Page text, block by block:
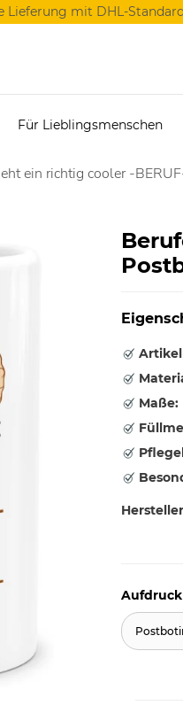
Lieferung mit DHL-
Für Lieblingsmenschen
ein richtig cooler -
Maße:
Aufdruck